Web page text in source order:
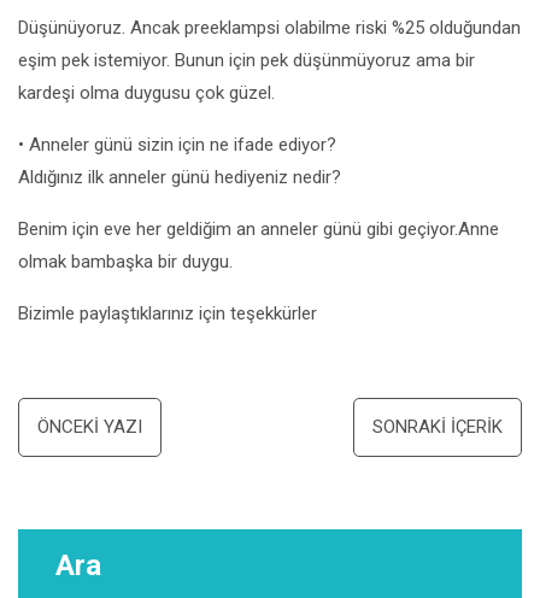
Düşünüyoruz. Ancak preeklampsi olabilme riski %25 olduğundan
eşim pek istemiyor. Bunun için pek düşünmüyoruz ama bir
kardeşi olma duygusu çok güzel.
• Anneler günü sizin için ne ifade ediyor?
Aldığınız ilk anneler günü hediyeniz nedir?
Benim için eve her geldiğim an anneler günü gibi geçiyor.Anne
olmak bambaşka bir duygu.
Bizimle paylaştıklarınız için teşekkürler
Yazı
dolaşımı
ÖNCEKI YAZI SONRAKI İÇERIK
Ara